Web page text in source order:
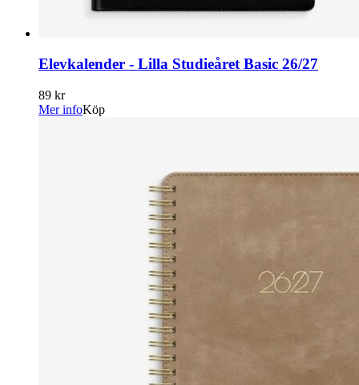
Elevkalender - Lilla Studieåret Basic 26/27
89 kr
Mer infoKöp